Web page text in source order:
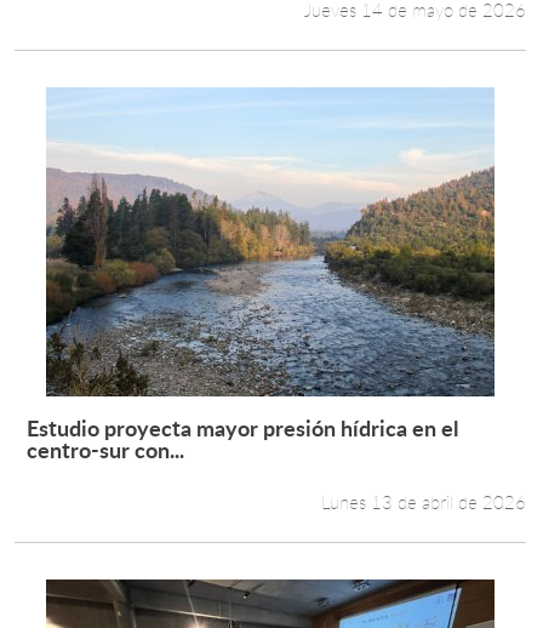
Jueves 14 de mayo de 2026
Leer más +
Estudio proyecta mayor presión hídrica en el
centro-sur con...
Lunes 13 de abril de 2026